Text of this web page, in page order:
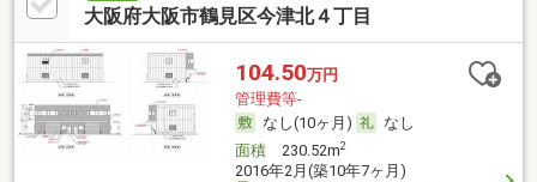
大阪府大阪市鶴見区今津北４丁目
104.50万円
管理費等-
なし(10ヶ月)
なし
面積230.52m2
2016年2月(築10年7ヶ月)